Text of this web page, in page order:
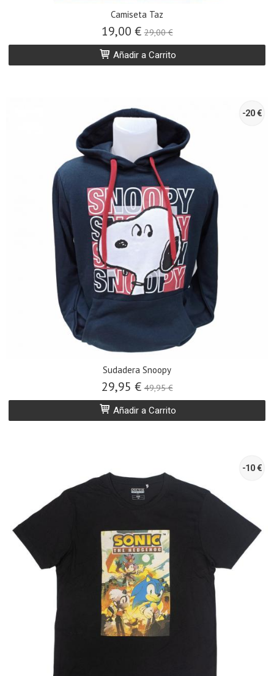
Camiseta Taz
19,00 €29,00 €
Añadir a Carrito
-20 €
Sudadera Snoopy
29,95 €49,95 €
Añadir a Carrito
-10 €